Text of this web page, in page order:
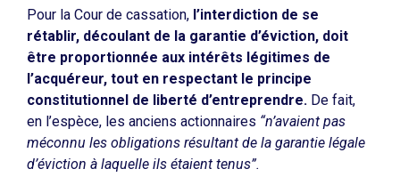
Pour la Cour de cassation, l’interdiction de se
rétablir, découlant de la garantie d’éviction, doit
être proportionnée aux intérêts légitimes de
l’acquéreur, tout en respectant le principe
constitutionnel de liberté d’entreprendre. De fait,
en l’espèce, les anciens actionnaires “n’avaient pas
méconnu les obligations résultant de la garantie légale
d’éviction à laquelle ils étaient tenus”.